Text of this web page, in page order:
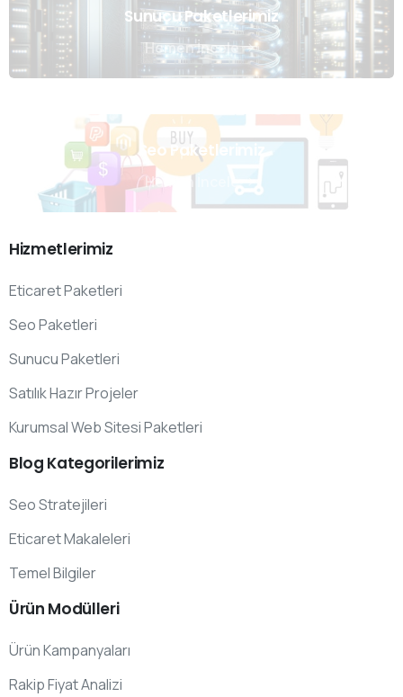
Sunucu Paketlerimiz
Hemen İncele
Seo Paketlerimiz
Hemen İncele
Hizmetlerimiz
Eticaret Paketleri
Seo Paketleri
Sunucu Paketleri
Satılık Hazır Projeler
Kurumsal Web Sitesi Paketleri
Blog Kategorilerimiz
Seo Stratejileri
Eticaret Makaleleri
Temel Bilgiler
Ürün Modülleri
Ürün Kampanyaları
Rakip Fiyat Analizi